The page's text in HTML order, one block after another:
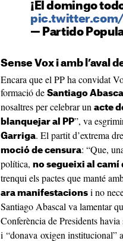
¡El domingo
— Partido
Sense Vox i amb l’aval
Encara que el PP ha convidat
formació de Santiago Abascal
nosaltres per celebrar un acte
blanquejar al PP”, va
Garriga. El partit d’extrema
moció de censura: “Que,
política, no segueixi al camí
trenqui els pactes que manté
ara manifestacions i no
Santiago Abascal va lamentar
Conferència de Presidents
i “donava oxigen institucional”